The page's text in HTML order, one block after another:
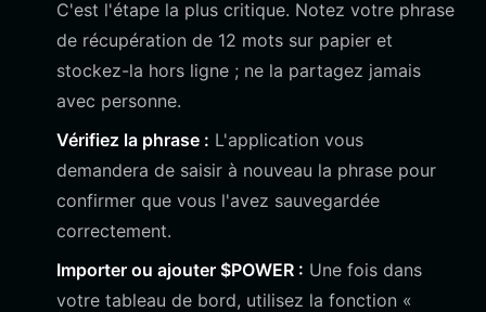
C'est l'étape la plus critique. Notez votre phrase
de récupération de 12 mots sur papier et
stockez-la hors ligne ; ne la partagez jamais
avec personne.
Vérifiez la phrase : L'application vous
demandera de saisir à nouveau la phrase pour
confirmer que vous l'avez sauvegardée
correctement.
Importer ou ajouter $POWER : Une fois dans
votre tableau de bord, utilisez la fonction «